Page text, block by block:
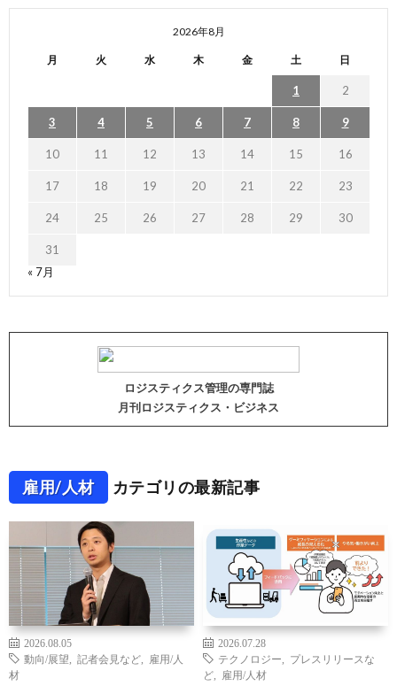
2026年8月
月 火 水 木 金 土 日
1 2
3 4 5 6 7 8 9
10 11 12 13 14 15 16
17 18 19 20 21 22 23
24 25 26 27 28 29 30
31
« 7月
ロジスティクス管理の専門誌
月刊ロジスティクス・ビジネス
雇用/人材 カテゴリの最新記事
2026.08.05
動向/展望
記者会見など
雇用/人
材
2026.07.28
テクノロジー
プレスリリースな
ど
雇用/人材